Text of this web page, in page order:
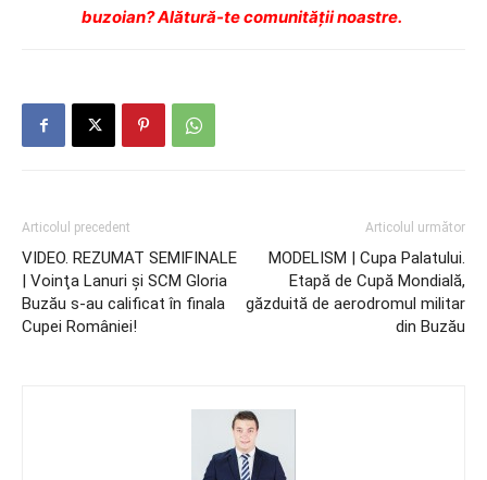
buzoian? Alătură-te comunității noastre.
Articolul precedent
VIDEO. REZUMAT SEMIFINALE
| Voinţa Lanuri şi SCM Gloria
Buzău s-au calificat în finala
Cupei României!
Articolul următor
MODELISM | Cupa Palatului.
Etapă de Cupă Mondială,
găzduită de aerodromul militar
din Buzău